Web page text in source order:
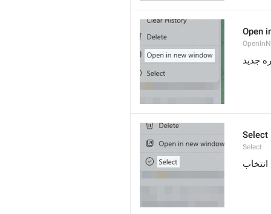
Open
جدید
Select
Select
انتخاب